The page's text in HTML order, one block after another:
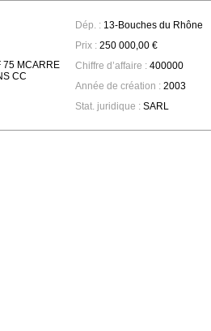
Dép. :13-Bouches du Rhône
Prix :250 000,00 €
Chiffre d’affaire :400000
Année de création :2003
Stat. juridique :SARL
75 MCARRE
CC